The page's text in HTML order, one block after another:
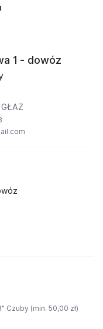
1 - dowóz
GŁAZ
Czuby (min. 50,00 zł)